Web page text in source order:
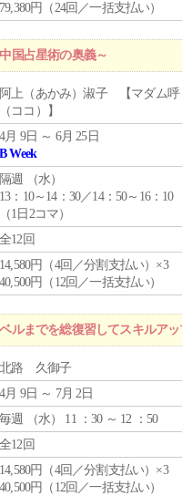
79,380円（24回／一括支払い）
国占星術の奥義～
阿上（あかみ）淑子 【マダム呼
（ココ）】
4月 9日 ～ 6月 25日
B Week
隔週 （水）
13：10～14：30／14：50～16：10
（1日2コマ）
全12回
14,580円（4回／分割支払い）×3
40,500円（12回／一括支払い）
ルまでを総復習してスキルア
北路 久御子
4月 9日 ～ 7月 2日
毎週 （水） 11 ：30 ～ 12 ：50
全12回
14,580円（4回／分割支払い）×3
40,500円（12回／一括支払い）